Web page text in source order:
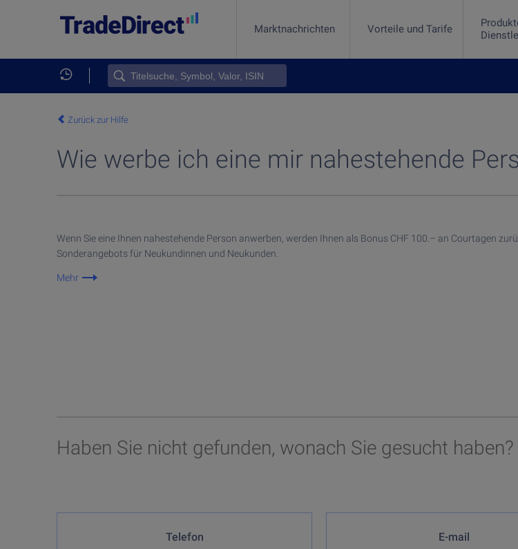
Marktnachrichten Vorteile und Tarife
Produkte und Dienstleistungen
Aktien kaufen
ETF kaufen
In Kryptowährungen investieren
In Gold investieren
Online-Trading-Plattform und -App
TradeDirect-App
Zurück zur Hilfe
Wie werbe ich eine mir nahestehende
Wenn Sie eine Ihnen nahestehende Person anwerben, werden Ihnen als Bonus CHF 100.– an Courtagen
Sonderangebots für Neukundinnen und Neukunden.
Mehr
Haben Sie nicht gefunden, wonach Sie gesucht haben?
Telefon
Sie erreichen unseren Kundenservice montags bis
freitags von 7.30 Uhr bis 22.00
E-mail
Ausschliesslich für allgemeine Fragen zu